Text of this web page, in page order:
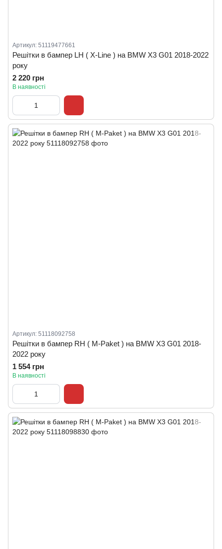
Артикул: 51119477661
Решітки в бампер LH ( X-Line ) на BMW X3 G01 2018-2022
року
2 220 грн
В наявності
Артикул: 51118092758
Решітки в бампер RH ( M-Paket ) на BMW X3 G01 2018-
2022 року
1 554 грн
В наявності